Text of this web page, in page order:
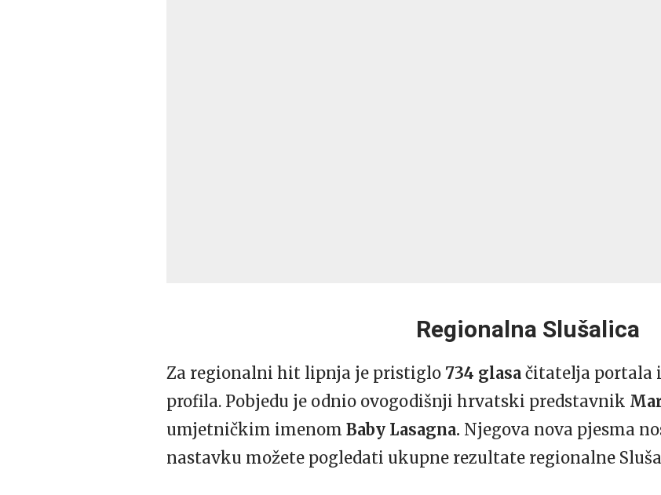
Regionalna Slušalica
Za regionalni hit lipnja je pristiglo 734 glasa čitatelja portala
profila. Pobjedu je odnio ovogodišnji hrvatski predstavnik
umjetničkim imenom Baby Lasagna. Njegova nova pjesma
nastavku možete pogledati ukupne rezultate regionalne